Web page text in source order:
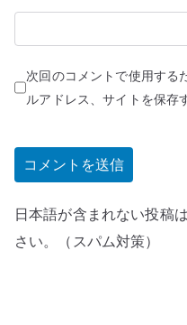
次回のコメントで使用する
ルアドレス、サイトを保存
日本語が含まれない投稿
さい。（スパム対策）